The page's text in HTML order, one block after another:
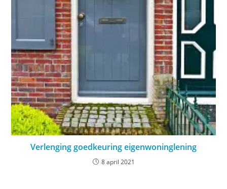
Verlenging goedkeuring eigenwoninglening
8 april 2021